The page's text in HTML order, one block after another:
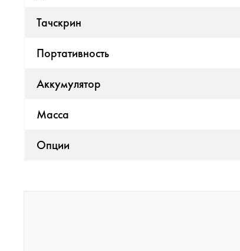
Тачскрин
Портативность
Аккумулятор
Масса
Опции